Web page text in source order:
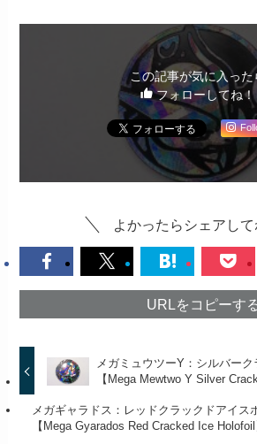
この記事が気に入った
フォローしてね！
よかったらシェアして
URLをコピーす
メガミュウツーY：シルバー
【Mega Mewtwo Y Silver
メガギャラドス：レッドクラックドアイス
【Mega Gyarados Red Cracked Ice Holofoil